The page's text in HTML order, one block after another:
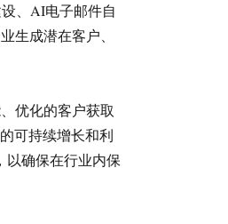
、AI电子邮件自
生成潜在客户、
优化的客户获取
可持续增长和利
以确保在行业内保